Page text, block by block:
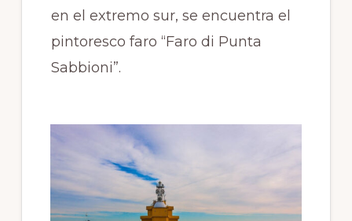
en el extremo sur, se encuentra el
pintoresco faro “Faro di Punta
Sabbioni”.